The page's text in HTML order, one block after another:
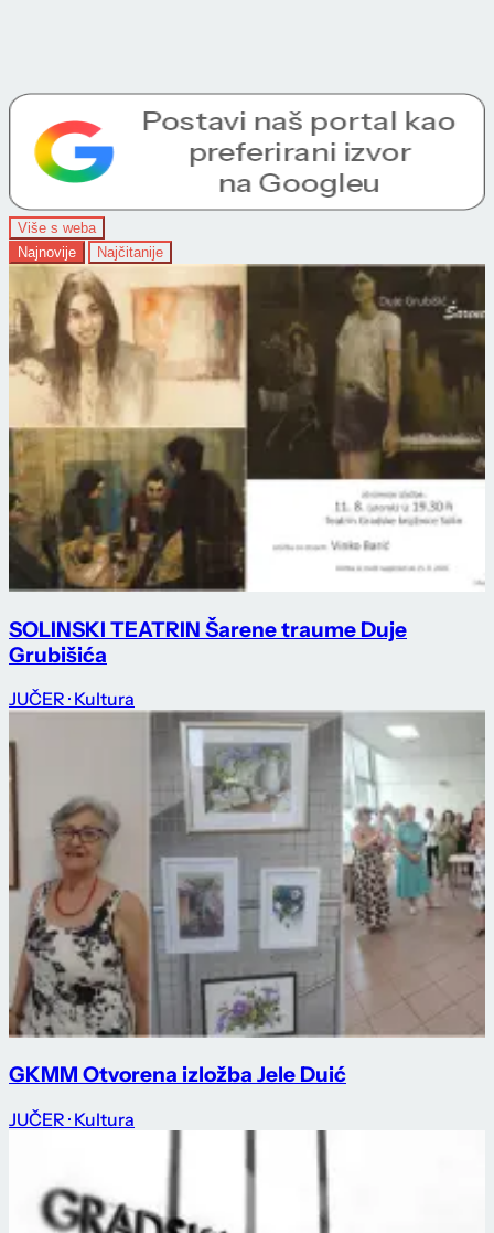
Više s weba
Najnovije
Najčitanije
SOLINSKI TEATRIN Šarene traume Duje
Grubišića
JUČER · Kultura
GKMM Otvorena izložba Jele Duić
JUČER · Kultura